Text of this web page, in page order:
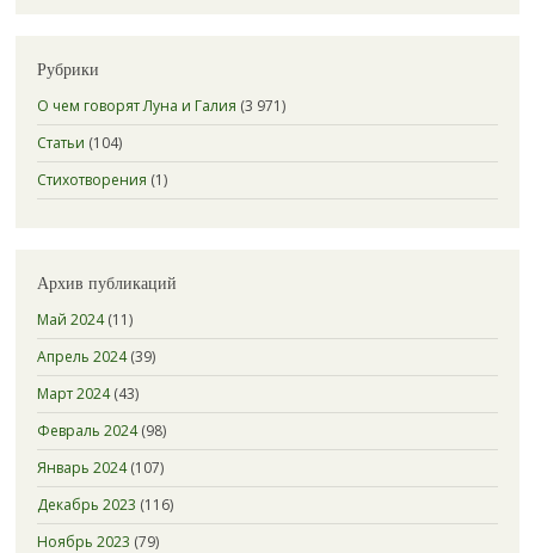
Рубрики
О чем говорят Луна и Галия (3 971)
Статьи (104)
Стихотворения (1)
Архив публикаций
Май 2024(11)
Апрель 2024(39)
Март 2024(43)
Февраль 2024(98)
Январь 2024(107)
Декабрь 2023 (116)
Ноябрь 2023 (79)